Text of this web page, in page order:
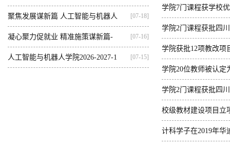
—...
聚焦发展谋新篇 人工智能与机器人
学...
[07-18]
凝心聚力促就业 精准施策谋新篇-
人...
[07-16]
人工智能与机器人学院2026-2027-1 [07-15]
学院7门课程获学校
学院2门课程获批四
学院获批12项教改项
学院20位教师被认定
学院2门课程获批四
校级教材建设项目立
计科学子在2019年